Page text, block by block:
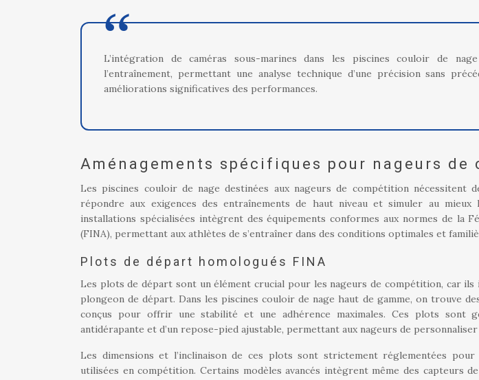
L’intégration de caméras sous-marines dans les piscines couloir de
l’entraînement, permettant une analyse technique d’une précision sans
améliorations significatives des performances.
Aménagements spécifiques pour nageurs de
Les piscines couloir de nage destinées aux nageurs de compétition nécessitent
répondre aux exigences des entraînements de haut niveau et simuler au
installations spécialisées intègrent des équipements conformes aux normes de la
(FINA), permettant aux athlètes de s’entraîner dans des conditions optimales et
Plots de départ homologués FINA
Les plots de départ sont un élément crucial pour les nageurs de compétition, car
plongeon de départ. Dans les piscines couloir de nage haut de gamme, on trouve
conçus pour offrir une stabilité et une adhérence maximales. Ces plots sont
antidérapante et d’un repose-pied ajustable, permettant aux nageurs de
Les dimensions et l’inclinaison de ces plots sont strictement réglementées
utilisées en compétition. Certains modèles avancés intègrent même des capteurs